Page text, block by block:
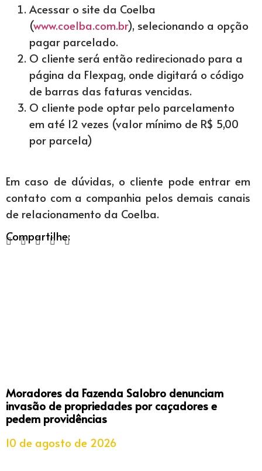
Acessar o site da Coelba
(www.coelba.com.br), selecionando a opção
pagar parcelado.
O cliente será então redirecionado para a
página da Flexpag, onde digitará o código
de barras das faturas vencidas.
O cliente pode optar pelo parcelamento
em até 12 vezes (valor mínimo de R$ 5,00
por parcela)
Em caso de dúvidas, o cliente pode entrar em
contato com a companhia pelos demais canais
de relacionamento da Coelba.
Compartilhe:
Moradores da Fazenda Salobro denunciam
invasão de propriedades por caçadores e
pedem providências
10 de agosto de 2026